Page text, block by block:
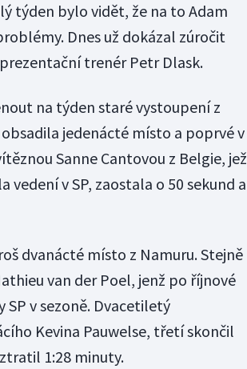
týden bylo vidět, že na to Adam
Dnes už dokázal zúročit
trenér Petr Dlask.
na týden staré vystoupení z
jedenácté místo a poprvé v
Sanne Cantovou z Belgie, jež
vedení v SP, zaostala o 50 sekund a
dvanácté místo z Namuru. Stejně
van der Poel, jenž po říjnové
v sezoně. Dvacetiletý
Kevina Pauwelse, třetí skončil
1:28 minuty.